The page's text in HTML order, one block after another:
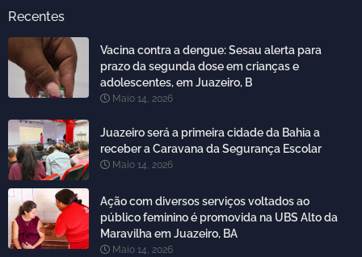
Recentes
Vacina contra a dengue: Sesau alerta para
prazo da segunda dose em crianças e
adolescentes, em Juazeiro, B
Maio 14, 2026
Juazeiro será a primeira cidade da Bahia a
receber a Caravana da Segurança Escolar
Maio 14, 2026
Ação com diversos serviços voltados ao
público feminino é promovida na UBS Alto da
Maravilha em Juazeiro, BA
Maio 14, 2026